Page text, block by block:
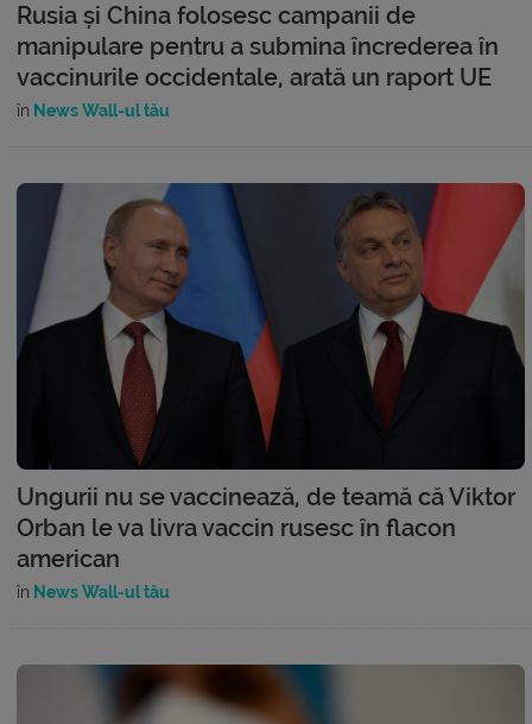
Rusia și China folosesc campanii de
manipulare pentru a submina încrederea în
vaccinurile occidentale, arată un raport UE
în News Wall-ul tău
Ungurii nu se vaccinează, de teamă că Viktor
Orban le va livra vaccin rusesc în flacon
american
în News Wall-ul tău